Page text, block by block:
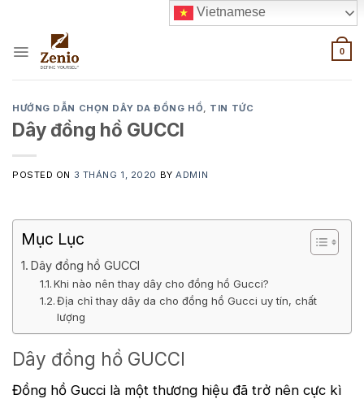
content
0
HƯỚNG DẪN CHỌN DÂY DA ĐỒNG HỒ, TIN TỨC
Dây đồng hồ GUCCI
POSTED ON 3 THÁNG 1, 2020 BYADMIN
Mục Lục
Dây đồng hồ GUCCI
Khi nào nên thay dây cho đồng hồ Gucci?
Địa chỉ thay dây da cho đồng hồ Gucci uy tín, chất
lượng
Dây đồng hồ GUCCI
Đồng hồ Gucci là một thương hiệu đã trở nên cực kì
Vietnamese